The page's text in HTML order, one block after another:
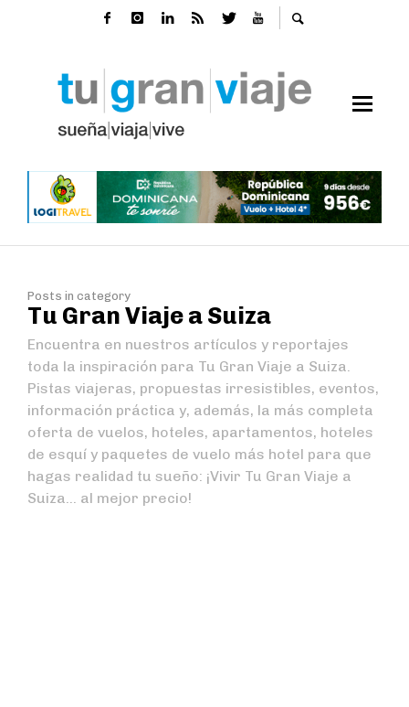
Posts in category
Tu Gran Viaje a Suiza
Encuentra en nuestros artículos y reportajes
toda la inspiración para Tu Gran Viaje a Suiza.
Pistas viajeras, propuestas irresistibles, eventos,
información práctica y, además, la más completa
oferta de vuelos, hoteles, apartamentos, hoteles
de esquí y paquetes de vuelo más hotel para que
hagas realidad tu sueño: ¡Vivir Tu Gran Viaje a
Suiza… al mejor precio!